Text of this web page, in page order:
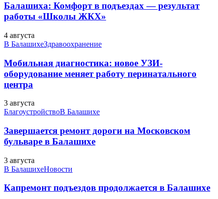
Балашиха: Комфорт в подъездах — результат
работы «Школы ЖКХ»
4 августа
В БалашихеЗдравоохранение
Мобильная диагностика: новое УЗИ-
оборудование меняет работу перинатального
центра
3 августа
БлагоустройствоВ Балашихе
Завершается ремонт дороги на Московском
бульваре в Балашихе
3 августа
В БалашихеНовости
Капремонт подъездов продолжается в Балашихе